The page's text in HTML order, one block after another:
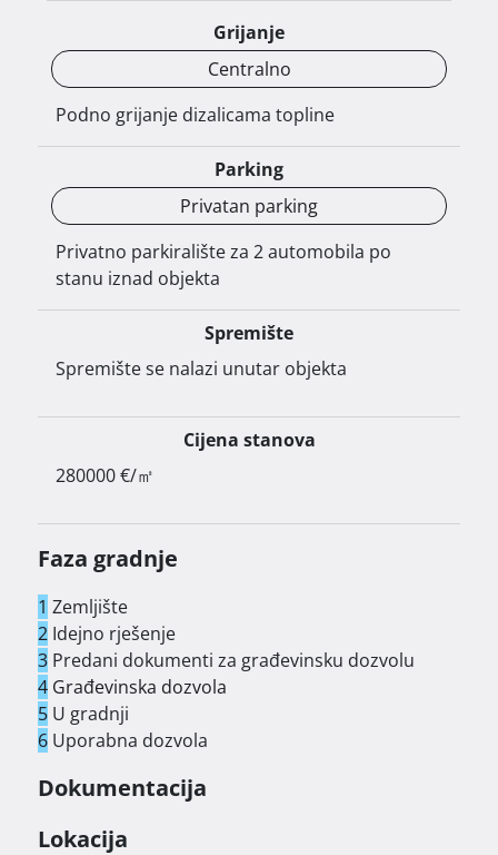
Grijanje
Centralno
Podno grijanje dizalicama topline
Parking
Privatan parking
Privatno parkiralište za 2 automobila po
stanu iznad objekta
Spremište
Spremište se nalazi unutar objekta
Cijena stanova
280000 €/㎡
Faza gradnje
1 Zemljište
2Idejno rješenje
3Predani dokumenti za građevinsku dozvolu
4Građevinska dozvola
5U gradnji
6Uporabna dozvola
Dokumentacija
Lokacija